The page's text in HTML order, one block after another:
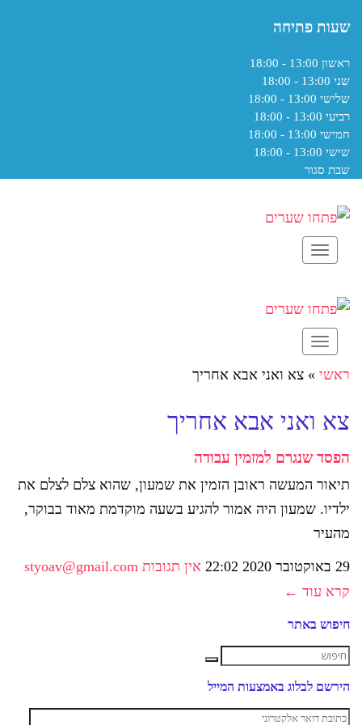
שעות פתיחה
ראשון 13:00 - 18:00
שני 13:00 - 18:00
שלישי 13:00 - 18:00
רביעי 13:00 - 18:00
חמישי 13:00 - 18:00
שישי 13:00 - 18:00
שבת סגור
תפריט
תפריט
ראשי » צא ואני אבא אחריך
צא ואני אבא אחריך
הפסד שנגרם למזמין עבודה
תיאור המעשה ראובן הזמין את שמעון, שהוא צלם לצלם את
ילדיו. שמעון היה אמור להגיע בשעה מוקדמת מאוד בבוקר,
מהעיר
29 באוקטובר 2020 22:02 אין תגובות styoav@gmail.com
קרא עוד ←
חיפוש באתר
הירשם לבלוג באמצעות המייל
כתובת